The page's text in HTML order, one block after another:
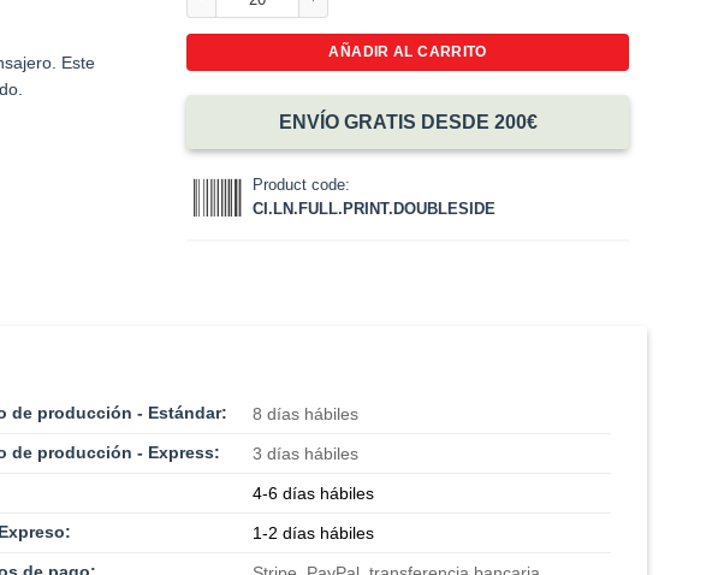
Este
AÑADIR AL CARRITO
ENVÍO GRATIS DESDE 200€
Product code:
CI.LN.FULL.PRINT.DOUBLESIDE
de producción - Estándar:
8 días hábiles
de producción - Express:
3 días hábiles
4-6 días hábiles
1-2 días hábiles
de pago: